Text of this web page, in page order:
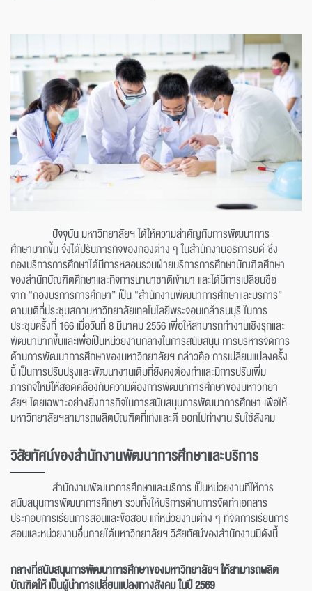
ปัจจุบัน มหาวิทยาลัยฯ ได้ให้ความสำคัญกับการพัฒนาการ
ศึกษามากขึ้น จึงได้ปรับภารกิจของกองต่าง ๆ ในสำนักงานอธิการบดี ซึ่ง
กองบริการการศึกษาได้มีการหลอมรวมฝ่ายบริการการศึกษาบัณฑิตศึกษา
ของสำนักบัณฑิตศึกษาและกิจการนานาชาติเข้ามา และได้มีการเปลี่ยนชื่อ
จาก “กองบริการการศึกษา” เป็น “สำนักงานพัฒนาการศึกษาและบริการ”
ตามมติที่ประชุมสภามหาวิทยาลัยเทคโนโลยีพระจอมเกล้าธนบุรี ในการ
ประชุมครั้งที่ 166 เมื่อวันที่ 8 มีนาคม 2556 เพื่อให้สามารถทำงานเชิงรุกและ
พัฒนามากขึ้นและเพื่อเป็นหน่วยงานกลางในการสนับสนุน การบริหารจัดการ
ด้านการพัฒนาการศึกษาของมหาวิทยาลัยฯ กล่าวคือ การเปลี่ยนแปลงครั้ง
นี้ เป็นการปรับปรุงและพัฒนางานเดิมที่ยังคงต้องทำและมีการปรับเพิ่ม
ภารกิจใหม่ให้สอดคล้องกับความต้องการพัฒนาการศึกษาของมหาวิทยา
ลัยฯ โดยเฉพาะอย่างยิ่งภารกิจในการสนับสนุนการพัฒนาการศึกษา เพื่อให้
มหาวิทยาลัยฯสามารถผลิตบัณฑิตที่เก่งและดี ออกไปทำงาน รับใช้สังคม
วิสัยทัศน์ของสำนักงานพัฒนาการศึกษาและบริการ
สำนักงานพัฒนาการศึกษาและบริการ เป็นหน่วยงานที่ให้การ
สนับสนุนการพัฒนาการศึกษา รวมทั้งให้บริการด้านการจัดทำเอกสาร
ประกอบการเรียนการสอนและข้อสอบ แก่หน่วยงานต่าง ๆ ที่จัดการเรียนการ
สอนและหน่วยงานอื่นภายใต้มหาวิทยาลัยฯ วิสัยทัศน์ของสำนักงานมีดังนี้
กลางที่สนับสนุนการพัฒนาการศึกษาของมหาวิทยาลัยฯ ให้สามารถผลิต
บัณฑิตให้ เป็นผู้นำการเปลี่ยนแปลงทางสังคม ในปี 2569